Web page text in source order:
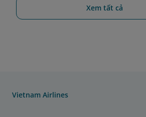
Xem tất cả
Vietnam Airlines